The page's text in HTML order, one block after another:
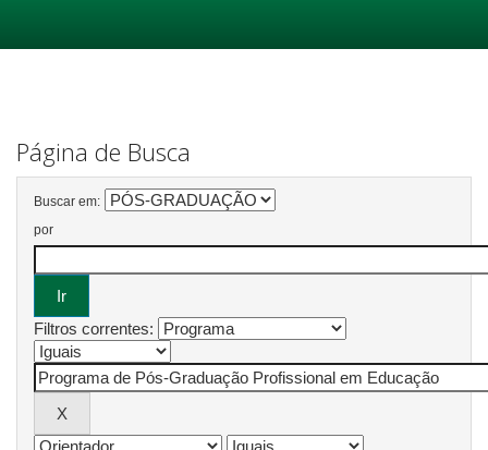
Página de Busca
Buscar em:
por
Filtros correntes: